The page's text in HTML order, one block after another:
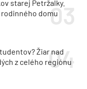
starej Petržalky.
domu
Žiar nad
z celého regiónu